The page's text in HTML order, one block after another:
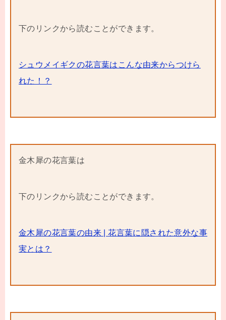
下のリンクから読むことができます。
シュウメイギクの花言葉はこんな由来からつけら
れた！？
金木犀の花言葉は
下のリンクから読むことができます。
金木犀の花言葉の由来 | 花言葉に隠された意外な事
実とは？